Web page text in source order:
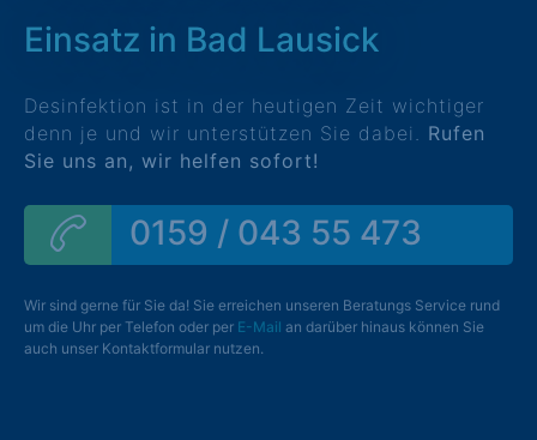
Einsatz in Bad Lausick
Desinfektion ist in der heutigen Zeit wichtiger
denn je und wir unterstützen Sie dabei. Rufen
Sie uns an, wir helfen sofort!
0159 / 043 55 473
Wir sind gerne für Sie da! Sie erreichen unseren Beratungs Service rund
um die Uhr per Telefon oder per E-Mail an darüber hinaus können Sie
auch unser Kontaktformular nutzen.